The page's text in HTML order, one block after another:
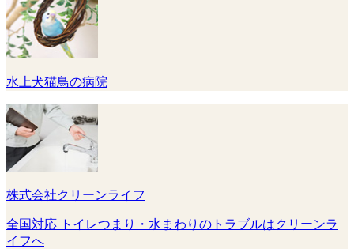
水上犬猫鳥の病院
株式会社クリーンライフ
全国対応 トイレつまり・水まわりのトラブルはクリーンラ
イフへ